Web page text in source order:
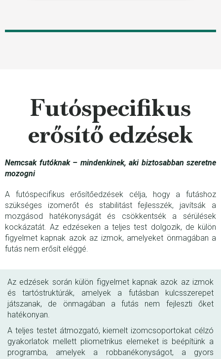
Futóspecifikus
erősítő edzések
Nemcsak futóknak – mindenkinek, aki biztosabban szeretne
mozogni
A futóspecifikus erősítőedzések célja, hogy a futáshoz
szükséges izomerőt és stabilitást fejlesszék, javítsák a
mozgásod hatékonyságát és csökkentsék a sérülések
kockázatát. Az edzéseken a teljes test dolgozik, de külön
figyelmet kapnak azok az izmok, amelyeket önmagában a
futás nem erősít eléggé.
Az edzések során külön figyelmet kapnak azok az izmok
és tartóstruktúrák, amelyek a futásban kulcsszerepet
játszanak, de önmagában a futás nem fejleszti őket
hatékonyan.
A teljes testet átmozgató, kiemelt izomcsoportokat célzó
gyakorlatok mellett pliometrikus elemeket is beépítünk a
programba, amelyek a robbanékonyságot, a gyors